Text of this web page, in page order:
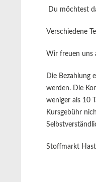
Du möchtest
Verschiedene
Wir freuen uns
Die Bezahlung
werden. Die
weniger als 10
Kursgebühr
Stoffmarkt